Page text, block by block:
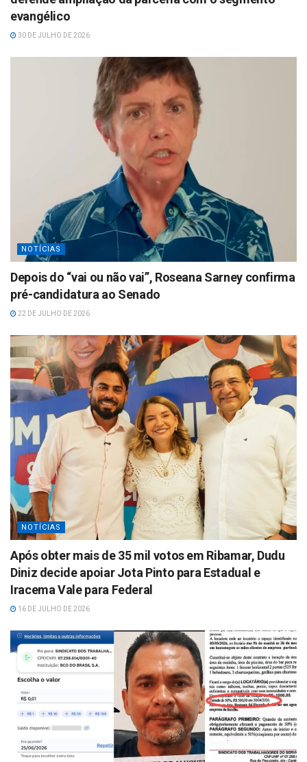
evangélico
30 DE JULHO DE 2026
NOTÍCIAS
Depois do “vai ou não vai”, Roseana Sarney confirma
pré-candidatura ao Senado
22 DE JULHO DE 2026
NOTÍCIAS
Após obter mais de 35 mil votos em Ribamar, Dudu
Diniz decide apoiar Jota Pinto para Estadual e
Iracema Vale para Federal
16 DE JULHO DE 2026